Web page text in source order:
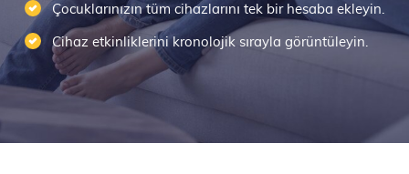
Çocuklarınızın tüm cihazlarını tek bir hesaba ekleyin.
Cihaz etkinliklerini kronolojik sırayla görüntüleyin.